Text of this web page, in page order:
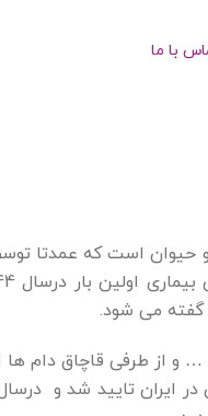
با ما
حیوان است که عمدتا
… و از طرفی قاچاق دام ها